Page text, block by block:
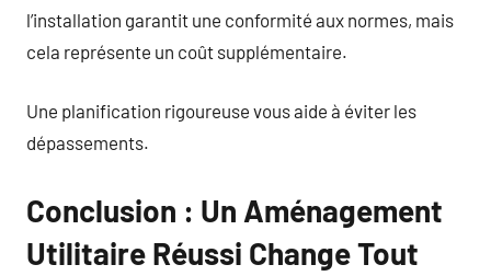
l’installation garantit une conformité aux normes, mais
cela représente un coût supplémentaire.
Une planification rigoureuse vous aide à éviter les
dépassements.
Conclusion : Un Aménagement
Utilitaire Réussi Change Tout